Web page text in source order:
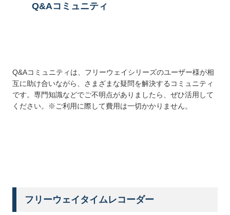
Q&Aコミュニティ
Q&Aコミュニティは、フリーウェイシリーズのユーザー様が相
互に助け合いながら、さまざまな疑問を解決するコミュニティ
です。専門知識などでご不明点がありましたら、ぜひ活用して
ください。※ご利用に際して費用は一切かかりません。
フリーウェイタイムレコーダー